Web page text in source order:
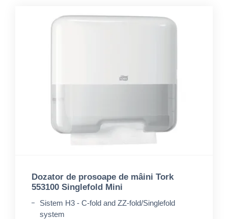
Dozator de prosoape de mâini Tork
553100 Singlefold Mini
Sistem H3 - C-fold and ZZ-fold/Singlefold
system